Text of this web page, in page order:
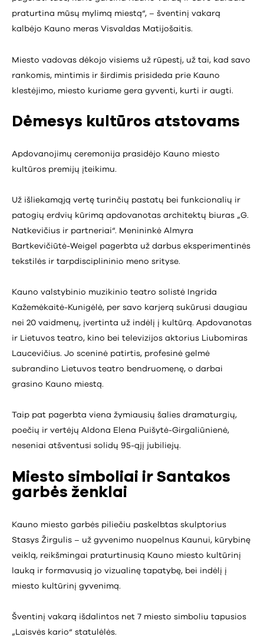
praturtina mūsų mylimą miestą“, – šventinį vakarą
kalbėjo Kauno meras Visvaldas Matijošaitis.
Miesto vadovas dėkojo visiems už rūpestį, už tai, kad savo
rankomis, mintimis ir širdimis prisideda prie Kauno
klestėjimo, miesto kuriame gera gyventi, kurti ir augti.
Dėmesys kultūros atstovams
Apdovanojimų ceremonija prasidėjo Kauno miesto
kultūros premijų įteikimu.
Už išliekamąją vertę turinčių pastatų bei funkcionalių ir
patogių erdvių kūrimą apdovanotas architektų biuras „G.
Natkevičius ir partneriai“. Menininkė Almyra
Bartkevičiūtė-Weigel pagerbta už darbus eksperimentinės
tekstilės ir tarpdisciplininio meno srityse.
Kauno valstybinio muzikinio teatro solistė Ingrida
Kažemėkaitė-Kunigėlė, per savo karjerą sukūrusi daugiau
nei 20 vaidmenų, įvertinta už indėlį į kultūrą. Apdovanotas
ir Lietuvos teatro, kino bei televizijos aktorius Liubomiras
Laucevičius. Jo sceninė patirtis, profesinė gelmė
subrandino Lietuvos teatro bendruomenę, o darbai
grasino Kauno miestą.
Taip pat pagerbta viena žymiausių šalies dramaturgių,
poečių ir vertėjų Aldona Elena Puišytė-Girgaliūnienė,
neseniai atšventusi solidų 95-ąjį jubiliejų.
Miesto simboliai ir Santakos
garbės ženklai
Kauno miesto garbės piliečiu paskelbtas skulptorius
Stasys Žirgulis – už gyvenimo nuopelnus Kaunui, kūrybinę
veiklą, reikšmingai praturtinusią Kauno miesto kultūrinį
lauką ir formavusią jo vizualinę tapatybę, bei indėlį į
miesto kultūrinį gyvenimą.
Šventinį vakarą išdalintos net 7 miesto simboliu tapusios
„Laisvės kario“ statulėlės.